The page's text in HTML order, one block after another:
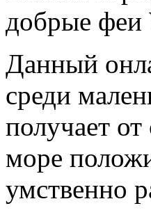
добрые феи
Данный
среди
получает
море
умственно